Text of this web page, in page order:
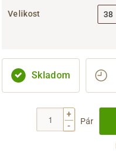
Velikost 38
Skladom
+
-
Pár